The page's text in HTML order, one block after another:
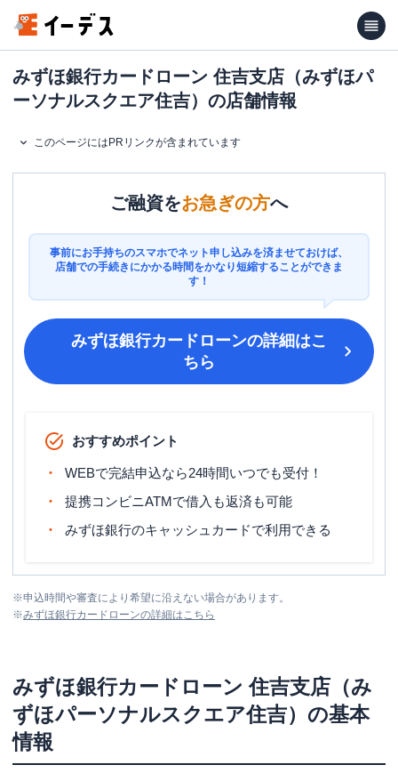
みずほ銀行カードローン 住吉支店（みずほパ
ーソナルスクエア住吉）の店舗情報
このページにはPRリンクが含まれています
ご融資をお急ぎの方へ
事前にお手持ちのスマホでネット申し込みを済ませておけば、
店舗での手続きにかかる時間をかなり短縮することができま
す！
みずほ銀行カードローンの詳細はこ
ちら
おすすめポイント
WEBで完結申込なら24時間いつでも受付！
提携コンビニATMで借入も返済も可能
みずほ銀行のキャッシュカードで利用できる
※申込時間や審査により希望に沿えない場合があります。
※みずほ銀行カードローンの詳細はこちら
みずほ銀行カードローン 住吉支店（み
ずほパーソナルスクエア住吉） の基本
情報